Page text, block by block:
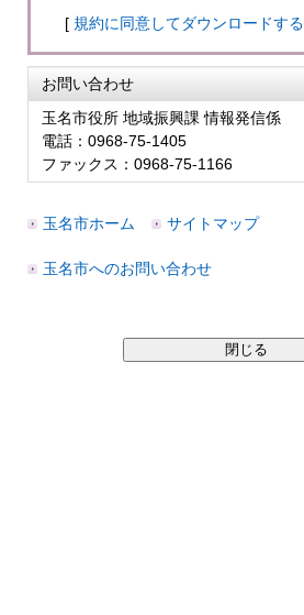
[ 規約に同意してダウンロードする
お問い合わせ
玉名市役所 地域振興課 情報発信係
電話：0968-75-1405
ファックス：0968-75-1166
玉名市ホーム サイトマップ
玉名市へのお問い合わせ